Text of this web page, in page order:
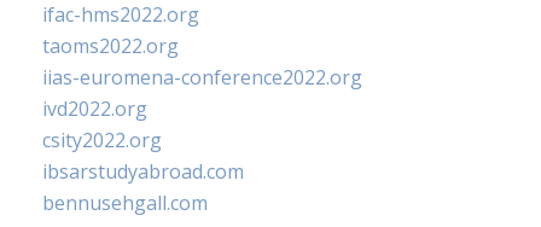
ifac-hms2022.org
taoms2022.org
iias-euromena-conference2022.org
ivd2022.org
csity2022.org
ibsarstudyabroad.com
bennusehgall.com